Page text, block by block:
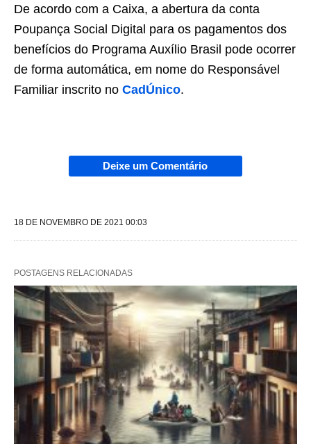
De acordo com a Caixa, a abertura da conta
Poupança Social Digital para os pagamentos dos
benefícios do Programa Auxílio Brasil pode ocorrer
de forma automática, em nome do Responsável
Familiar inscrito no CadÚnico.
Deixe um Comentário
18 DE NOVEMBRO DE 2021 00:03
POSTAGENS RELACIONADAS